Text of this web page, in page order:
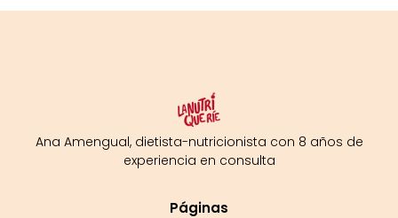
Ana Amengual, dietista-nutricionista con 8 años de
experiencia en consulta
Páginas